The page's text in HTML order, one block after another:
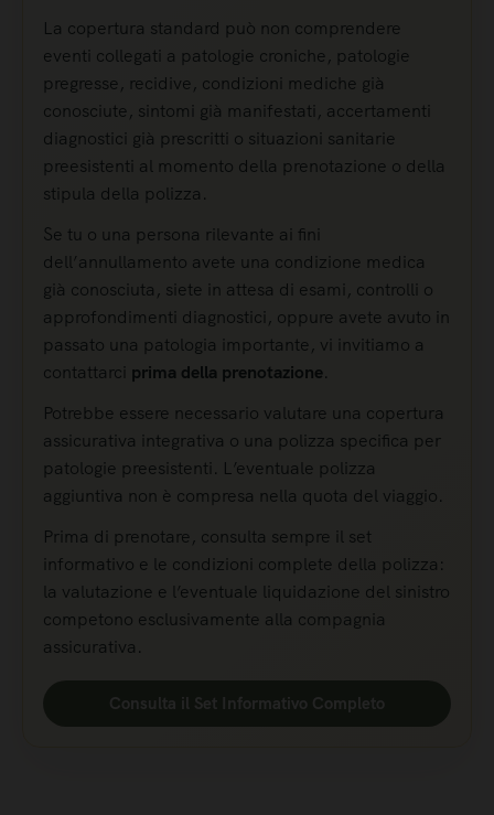
La copertura standard può non comprendere
eventi collegati a patologie croniche, patologie
pregresse, recidive, condizioni mediche già
conosciute, sintomi già manifestati, accertamenti
diagnostici già prescritti o situazioni sanitarie
preesistenti al momento della prenotazione o della
stipula della polizza.
Se tu o una persona rilevante ai fini
dell’annullamento avete una condizione medica
già conosciuta, siete in attesa di esami, controlli o
approfondimenti diagnostici, oppure avete avuto in
passato una patologia importante, vi invitiamo a
contattarci prima della prenotazione.
Potrebbe essere necessario valutare una copertura
assicurativa integrativa o una polizza specifica per
patologie preesistenti. L’eventuale polizza
aggiuntiva non è compresa nella quota del viaggio.
Prima di prenotare, consulta sempre il set
informativo e le condizioni complete della polizza:
la valutazione e l’eventuale liquidazione del sinistro
competono esclusivamente alla compagnia
assicurativa.
Consulta il Set Informativo Completo